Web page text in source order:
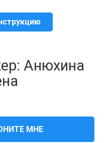
Анюхина
МНЕ